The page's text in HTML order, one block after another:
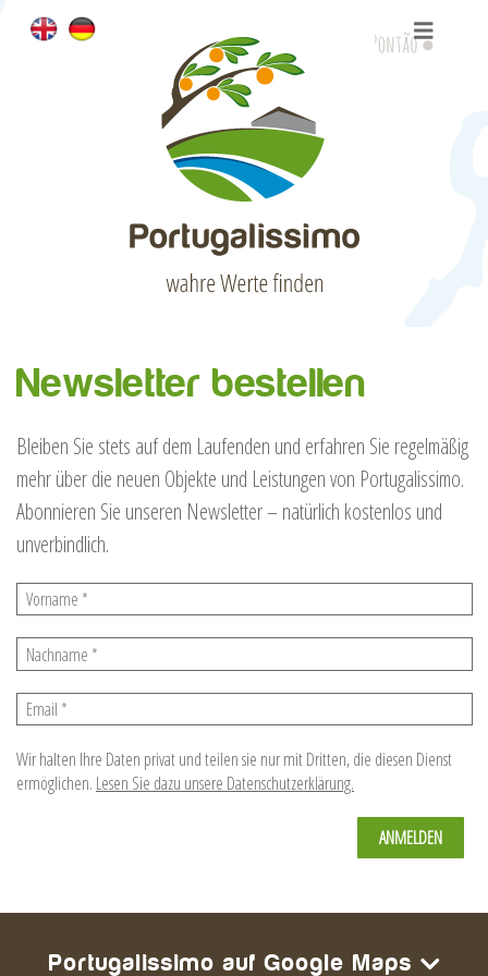
Newsletter bestellen
Bleiben Sie stets auf dem Laufenden und erfahren Sie regelmäßig
mehr über die neuen Objekte und Leistungen von Portugalissimo.
Abonnieren Sie unseren Newsletter – natürlich kostenlos und
unverbindlich.
Vorname
*
Nachname
*
Email
*
Wir halten Ihre Daten privat und teilen sie nur mit Dritten, die diesen Dienst
ermöglichen. Lesen Sie dazu unsere Datenschutzerklärung.
Portugalissimo auf Google Maps